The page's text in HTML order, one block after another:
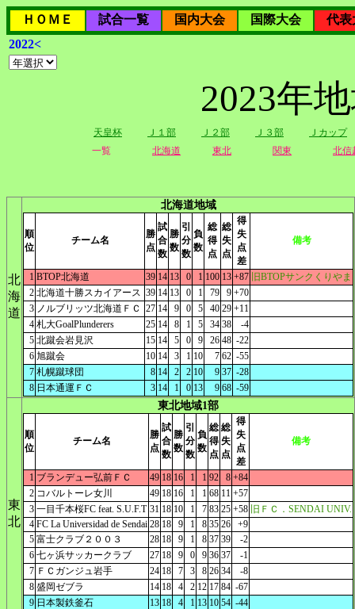
ＨＯＭＥ 試合一覧 国内大会 国際大会
代表
2022<
2023年
天皇杯 Ｊ１部 Ｊ２部 Ｊ３部
Ｊカップ
一覧
北海道 東北 関東 北信
北
海
道
北海道地域
順
位
チーム名
勝
点
試
合
数
勝
数
引
分
数
負
数
総
得
点
総
失
点
得
失
点
差
備考
1 BTOP北海道 39 14 13 0 1 100 13 +87 旧BTOPサンクくりやま
2 北海道十勝スカイアース 39 14 13 0 1 79 9 +70
3 ノルブリッツ北海道ＦＣ 27 14 9 0 5 40 29 +11
4 札大GoalPlunderers 25 14 8 1 5 34 38
-4
5 北蹴会岩見沢 15 14 5 0 9 26 48 -22
6 旭蹴会 10 14 3 1 10 7 62 -55
7 札幌蹴球団 8 14 2 2 10 9 37 -28
8 日本通運ＦＣ 3 14 1 0 13 9 68 -59
東
北
東北地域1部
順
位
チーム名
勝
点
試
合
数
勝
数
引
分
数
負
数
総
得
点
総
失
点
得
失
点
差
備考
1 ブランデュー弘前ＦＣ 49 18 16 1 1 92 8 +84
2 コバルトーレ女川 49 18 16 1 1 68 11 +57
3 一目千本桜FC feat. S.U.F.T 31 18 10 1 7 83 25 +58 旧ＦＣ．SENDAI UNIV.
4 FC La Universidad de Sendai 28 18 9 1 8 35 26
+9
5 富士クラブ２００３ 28 18 9 1 8 37 39
-2
6 七ヶ浜サッカークラブ 27 18 9 0 9 36 37
-1
7 ＦＣガンジュ岩手 24 18 7 3 8 26 34
-8
8 盛岡ゼブラ 14 18 4 2 12 17 84 -67
9 日本製鉄釜石 13 18 4 1 13 10 54 -44